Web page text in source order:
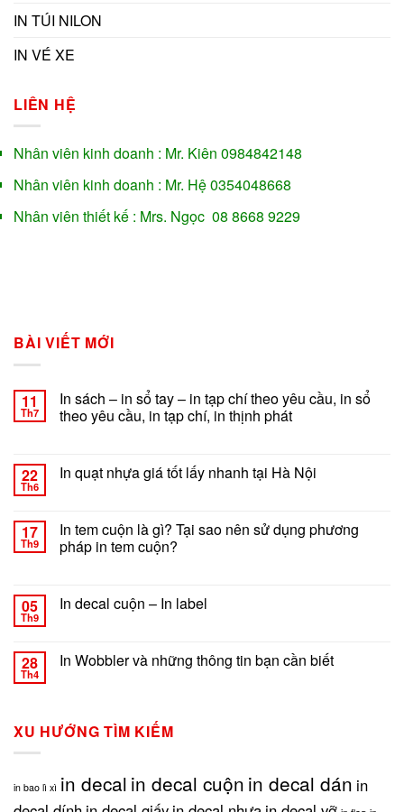
IN TÚI NILON
IN VÉ XE
LIÊN HỆ
Nhân viên kinh doanh : Mr. Kiên 0984842148
Nhân viên kinh doanh : Mr. Hệ 0354048668
Nhân viên thiết kế : Mrs. Ngọc 08 8668 9229
BÀI VIẾT MỚI
11
Th7
In sách – in sổ tay – in tạp chí theo yêu cầu, in sổ
theo yêu cầu, in tạp chí, in thịnh phát
sách
–
tay
–
theo
sổ
thịnh
phát
22
Th6
In quạt nhựa giá tốt lấy nhanh tại Hà Nội
quạt
nhựa
giá
nhanh
17
Th9
In tem cuộn là gì? Tại sao nên sử dụng phương
pháp in tem cuộn?
tem
cuộn
Tại
tem
05
Th9
In decal cuộn – In label
decal
cuộn
28
Th4
In Wobbler và những thông tin bạn cần biết
bạn
cần
XU HƯỚNG TÌM KIẾM
in bao lì xì in decal in decal cuộn in decal dán in